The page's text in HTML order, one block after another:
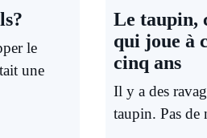
le
une
Le taupin,
qui joue à
cinq ans
Il y a des
taupin. Pas de